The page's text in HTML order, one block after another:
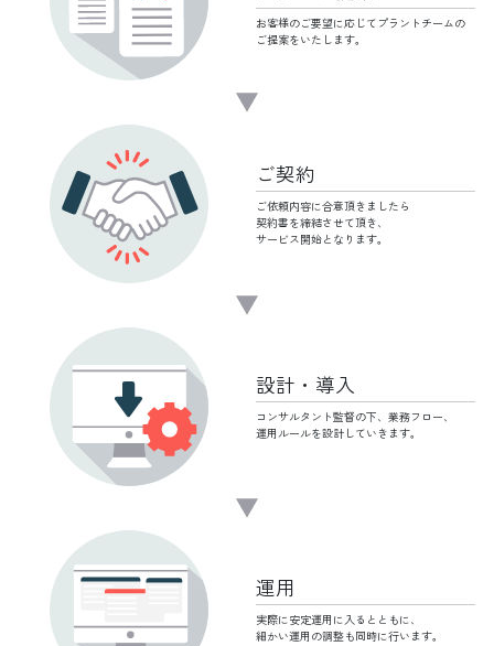
お客様のご要望に応じてプラントチームの
ご提案をいたします。
ご契約
ご依頼内容に合意頂きましたら
契約書を締結させて頂き、
サービス開始となります。
設計・導入
コンサルタント監督の下、 業務フロー、
運用ルールを設計していきます。
運用
実際に安定運用に入るとともに、
細かい運用の調整も同時に行います。